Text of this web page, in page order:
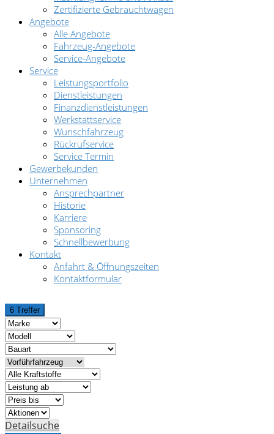
Zertifizierte Gebrauchtwagen
Angebote
Alle Angebote
Fahrzeug-Angebote
Service-Angebote
Service
Leistungsportfolio
Dienstleistungen
Finanzdienstleistungen
Werkstattservice
Wunschfahrzeug
Rückrufservice
Service Termin
Gewerbekunden
Unternehmen
Ansprechpartner
Historie
Karriere
Sponsoring
Schnellbewerbung
Kontakt
Anfahrt & Öffnungszeiten
Kontaktformular
6 Treffer
Detailsuche